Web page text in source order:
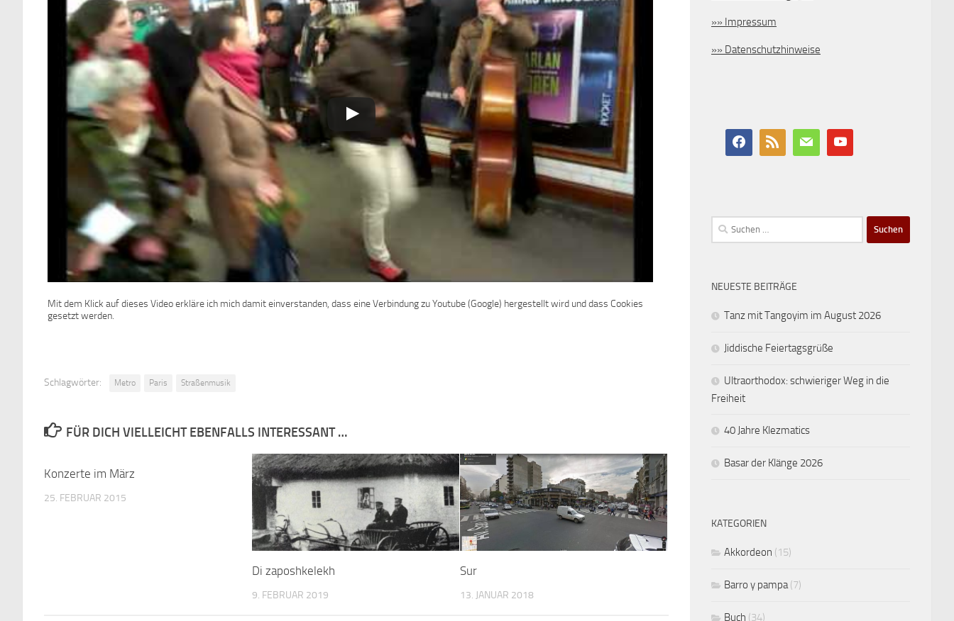
Mit dem Klick auf dieses Video erkläre ich mich damit einverstanden, dass eine Verbindung zu Youtube (Google) hergestellt wird und dass Cookies
gesetzt werden.
Schlagwörter: Metro Paris Straßenmusik
FÜR DICH VIELLEICHT EBENFALLS INTERESSANT …
Konzerte im März
25. FEBRUAR 2015
Di zaposhkelekh
9. FEBRUAR 2019
Sur
13. JANUAR 2018
»» Impressum
»» Datenschutzhinweise
Suchen
nach:
NEUESTE BEITRÄGE
Tanz mit Tangoyim im August 2026
Jiddische Feiertagsgrüße
Ultraorthodox: schwieriger Weg in die
Freiheit
40 Jahre Klezmatics
Basar der Klänge 2026
KATEGORIEN
Akkordeon (15)
Barro y pampa (7)
Buch (34)